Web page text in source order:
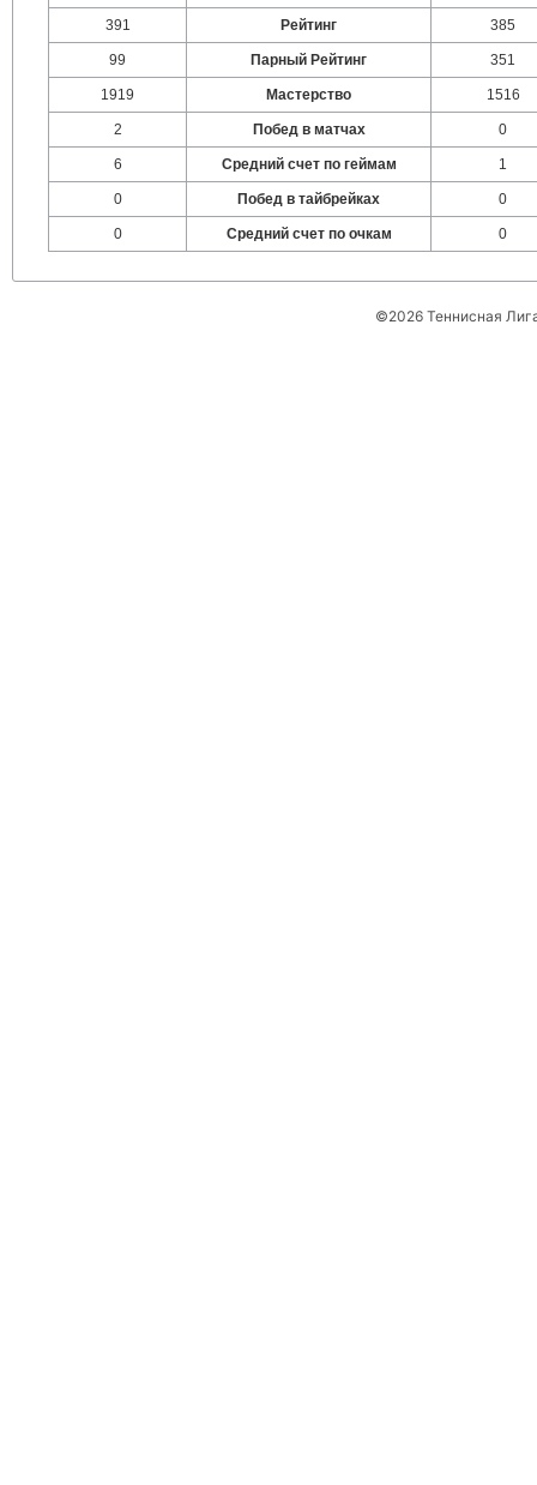
391 Рейтинг 385
99 Парный Рейтинг 351
1919 Мастерство 1516
2 Побед в матчах 0
6 Средний счет по геймам 1
0 Побед в тайбрейках 0
0 Средний счет по очкам 0
©2026 Теннисная